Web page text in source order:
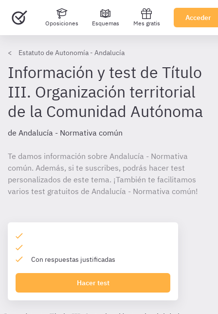
Oposiciones Esquemas Mes gratis
Acceder
Estatuto de Autonomía - Andalucía
Información y test de Título
III. Organización territorial
de la Comunidad Autónoma
de Andalucía - Normativa común
Te damos información sobre Andalucía - Normativa
común. Además, si te suscribes, podrás hacer test
personalizados de este tema. ¡También te facilitamos
varios test gratuitos de Andalucía - Normativa común!
Con respuestas justificadas
Hacer test